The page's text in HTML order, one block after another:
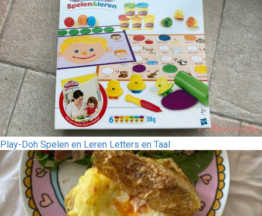
Play-Doh Spelen en Leren Letters en Taal